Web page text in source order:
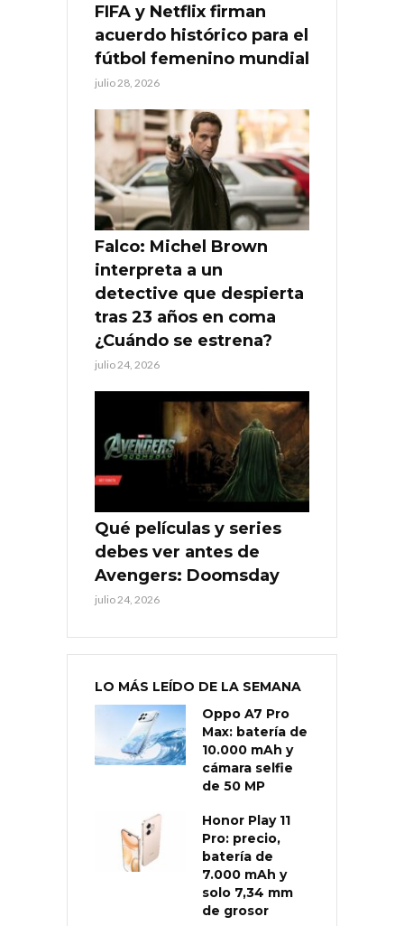
FIFA y Netflix firman
acuerdo histórico para el
fútbol femenino mundial
julio 28, 2026
Falco: Michel Brown
interpreta a un
detective que despierta
tras 23 años en coma
¿Cuándo se estrena?
julio 24, 2026
Qué películas y series
debes ver antes de
Avengers: Doomsday
julio 24, 2026
LO MÁS LEÍDO DE LA SEMANA
Oppo A7 Pro
Max: batería de
10.000 mAh y
cámara selfie
de 50 MP
Honor Play 11
Pro: precio,
batería de
7.000 mAh y
solo 7,34 mm
de grosor